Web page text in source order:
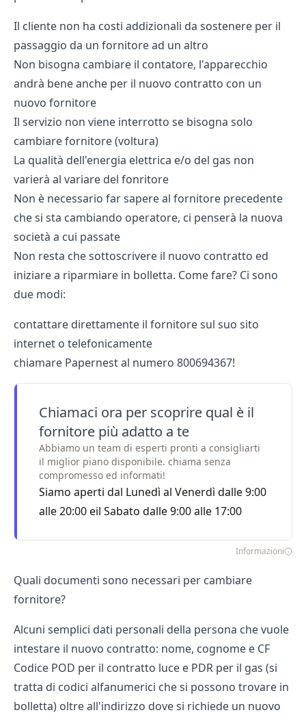
Il cliente non ha costi addizionali da sostenere per il
passaggio da un fornitore ad un altro
Non bisogna cambiare il contatore, l'apparecchio
andrà bene anche per il nuovo contratto con un
nuovo fornitore
Il servizio non viene interrotto se bisogna solo
cambiare fornitore (voltura)
La qualità dell'energia elettrica e/o del gas non
varierà al variare del fonritore
Non è necessario far sapere al fornitore precedente
che si sta cambiando operatore, ci penserà la nuova
società a cui passate
Non resta che sottoscrivere il nuovo contratto ed
iniziare a riparmiare in bolletta. Come fare? Ci sono
due modi:
contattare direttamente il fornitore sul suo sito
internet o telefonicamente
chiamare Papernest al numero 800694367!
Chiamaci ora per scoprire qual è il
fornitore più adatto a te
Abbiamo un team di esperti pronti a consigliarti
il miglior piano disponibile. chiama senza
compromesso ed informati!
Siamo aperti dal Lunedì al Venerdì dalle 9:00
alle 20:00 eil Sabato dalle 9:00 alle 17:00
Informazioni
Quali documenti sono necessari per cambiare
fornitore?
Alcuni semplici dati personali della persona che vuole
intestare il nuovo contratto: nome, cognome e CF
Codice POD per il contratto luce e PDR per il gas (si
tratta di codici alfanumerici che si possono trovare in
bolletta) oltre all'indirizzo dove si richiede un nuovo